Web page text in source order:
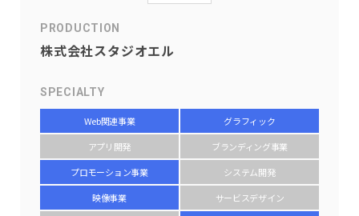
PRODUCTION
株式会社スタジオエル
SPECIALTY
Web関連事業
グラフィック
アプリ開発
ブランディング事業
プロモーション事業
システム開発
映像事業
サービスデザイン